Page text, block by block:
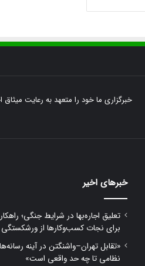
خبرگزاری ما خود را متعهد به رعایت
خبرهای اخیر
تعلیق اجاره‌بها در شرایط جنگی؛
برای نجات کسب‌وکارها از ورشکستگی
«تقابل تهران–واشنگتن در آینه
نظامی تا چه حد واقعی است»